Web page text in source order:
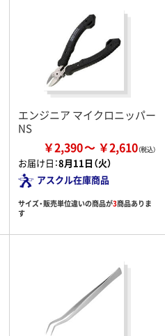
エンジニア マイクロニッパー
NS
￥2,390 ￥2,610
お届け日：8月11日（火）
アスクル在庫商品
サイズ・販売単位違いの商品が3商品ありま
す